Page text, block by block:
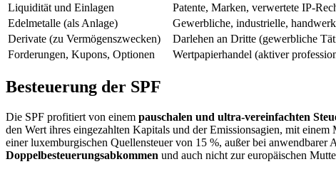
Liquidität und Einlagen
Patente, Marken, verwertete IP-
Edelmetalle (als Anlage)
Gewerbliche, industrielle,
Derivate (zu Vermögenszwecken)
Darlehen an Dritte (gewerbliche
Forderungen, Kupons, Optionen
Wertpapierhandel (aktiver
Besteuerung der SPF
Die SPF profitiert von einem pauschalen und ultra-vereinfachten
den Wert ihres eingezahlten Kapitals und der Emissionsagien, mit
einer luxemburgischen Quellensteuer von 15 %, außer bei
Doppelbesteuerungsabkommen und auch nicht zur europäischen